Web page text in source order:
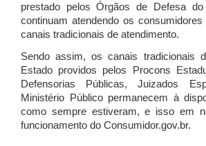
prestado pelos Órgãos de Defesa do
continuam atendendo os
canais tradicionais de atendimento.
Sendo assim, os canais tradicionais
Estado providos pelos Procons
Defensorias Públicas, Juizados
Ministério Público permanecem à
como sempre estiveram, e isso em
funcionamento do Consumidor.gov.br.